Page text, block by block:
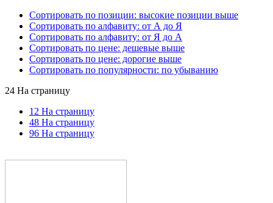
Сортировать по позиции: высокие позиции выше
Сортировать по алфавиту: от А до Я
Сортировать по алфавиту: от Я до А
Сортировать по цене: дешевые выше
Сортировать по цене: дорогие выше
Сортировать по популярности: по убыванию
24 На страницу
12 На страницу
48 На страницу
96 На страницу